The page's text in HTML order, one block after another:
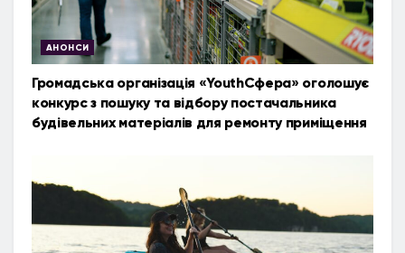
АНОНСИ
Громадська організація «YouthСфера» оголошує
конкурс з пошуку та відбору постачальника
будівельних матеріалів для ремонту приміщення